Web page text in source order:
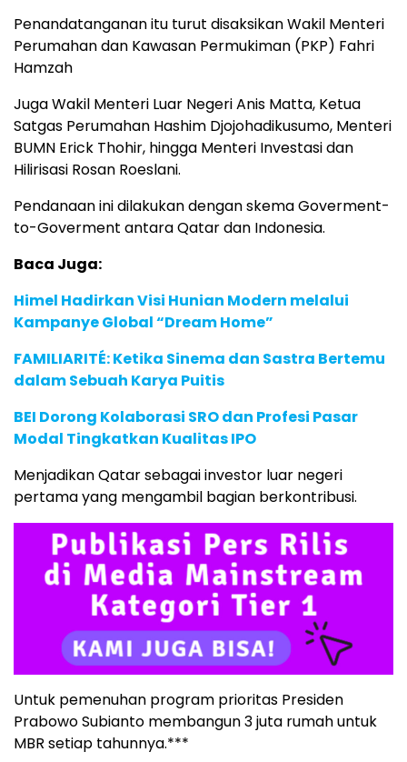
Penandatanganan itu turut disaksikan Wakil Menteri
Perumahan dan Kawasan Permukiman (PKP) Fahri
Hamzah
Juga Wakil Menteri Luar Negeri Anis Matta, Ketua
Satgas Perumahan Hashim Djojohadikusumo, Menteri
BUMN Erick Thohir, hingga Menteri Investasi dan
Hilirisasi Rosan Roeslani.
Pendanaan ini dilakukan dengan skema Goverment-
to-Goverment antara Qatar dan Indonesia.
Baca Juga:
Himel Hadirkan Visi Hunian Modern melalui
Kampanye Global “Dream Home”
FAMILIARITÉ: Ketika Sinema dan Sastra Bertemu
dalam Sebuah Karya Puitis
BEI Dorong Kolaborasi SRO dan Profesi Pasar
Modal Tingkatkan Kualitas IPO
Menjadikan Qatar sebagai investor luar negeri
pertama yang mengambil bagian berkontribusi.
Untuk pemenuhan program prioritas Presiden
Prabowo Subianto membangun 3 juta rumah untuk
MBR setiap tahunnya.***